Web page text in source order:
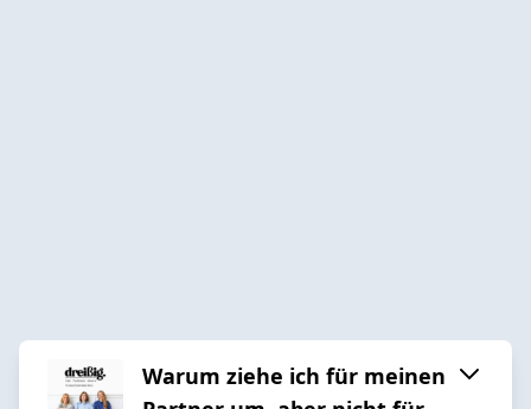
Warum ziehe ich für meinen